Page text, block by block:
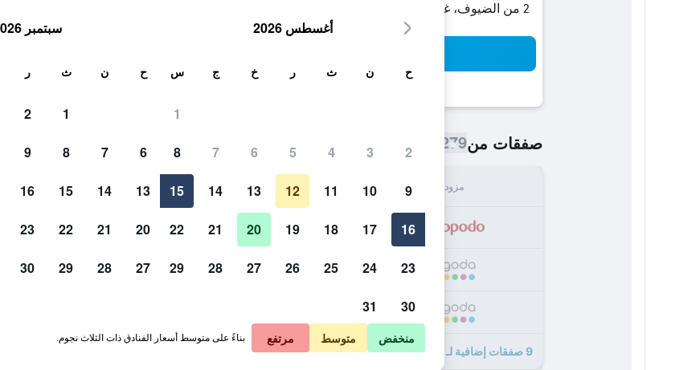
2 من الضيوف، غرفة واحدة
صفقات من279 ﷼
مزود الإجمالي في الليلة
279 ﷼ عرض الصفقة
299 ﷼ عرض الصفقة
9 صفقات إضافية لـ إيبيز بودجيه مارن لا فالي
صور لـ إيبيز بودجيه مارن لا فالي
أغسطس 2026
ح ن ث ر خ ج س
1
2
3
4
5
6
7
8
9
10
11
12
13
14
15
16
17
18
19
20
21
22
23
24
25
26
27
28
29
30
31
سبتمبر 2026
ح ن ث ر
1
2
6
7
8
9
13
14
15
16
20
21
22
23
27
28
29
30
منخفض متوسط مرتفع بناءً على متوسط أسعار الفنادق ذات الثلاث نجوم.